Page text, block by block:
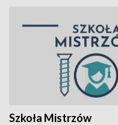
Szkoła Mistrzów